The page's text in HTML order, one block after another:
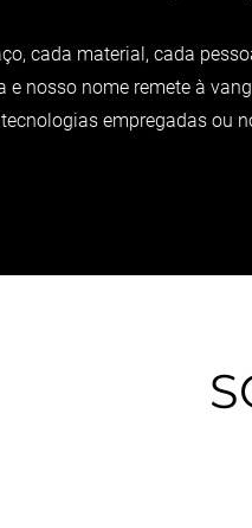
cada material, cada
e nosso nome remete à
empregadas ou